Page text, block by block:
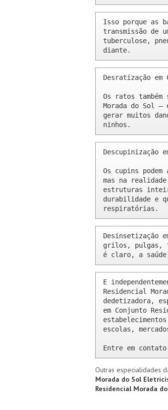
Isso porque as
transmissão de
tuberculose,
diante.
Desratização
Os ratos
Morada do Sol –
gerar muitos
ninhos.
Descupinização
Os cupins
mas na
estruturas
durabilidade e
respiratórias.
Desinsetização
grilos, pulgas,
é claro, a
E
Residencial
dedetizadora,
em Conjunto
escolas,
Entre em contato
Outras especialidades
Morada do Sol
Residencial Morada